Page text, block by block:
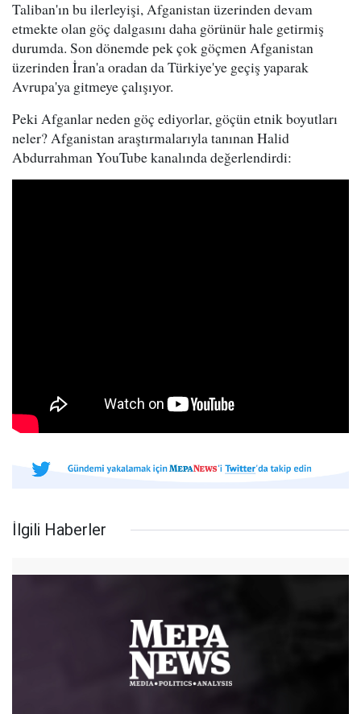
Taliban'ın bu ilerleyişi, Afganistan üzerinden devam
etmekte olan göç dalgasını daha görünür hale getirmiş
durumda. Son dönemde pek çok göçmen Afganistan
üzerinden İran'a oradan da Türkiye'ye geçiş yaparak
Avrupa'ya gitmeye çalışıyor.
Peki Afganlar neden göç ediyorlar, göçün etnik boyutları
neler? Afganistan araştırmalarıyla tanınan Halid
Abdurrahman YouTube kanalında değerlendirdi:
İlgili Haberler